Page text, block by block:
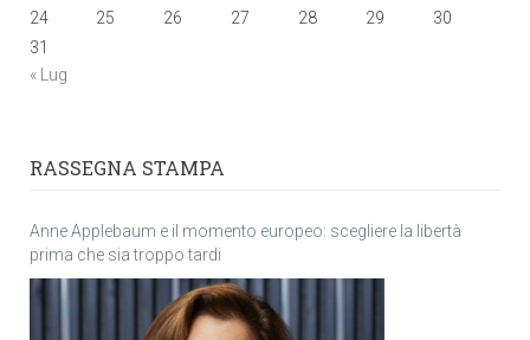
24
25 26 27 28 29
30
31
« Lug
RASSEGNA STAMPA
Anne Applebaum e il momento europeo: scegliere la libertà
prima che sia troppo tardi